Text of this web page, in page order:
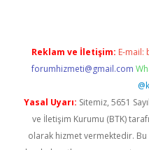
Reklam ve İletişim: E-mail:
forumhizmeti@gmail.com
Yasal Uyarı: Sitemiz, 5651
ve İletişim Kurumu (BTK)
olarak hizmet vermektedir.